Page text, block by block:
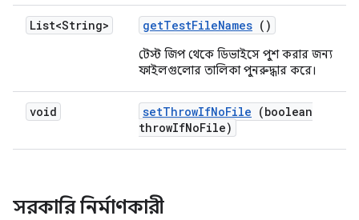
List<String> getTestFileNames ()
টেস্ট জিপ থেকে ডিভাইসে পুশ করার জন্য
ফাইলগুলোর তালিকা পুনরুদ্ধার করে।
void setThrowIfNoFile (boolean
throwIfNoFile)
সরকারি নির্মাণকারী